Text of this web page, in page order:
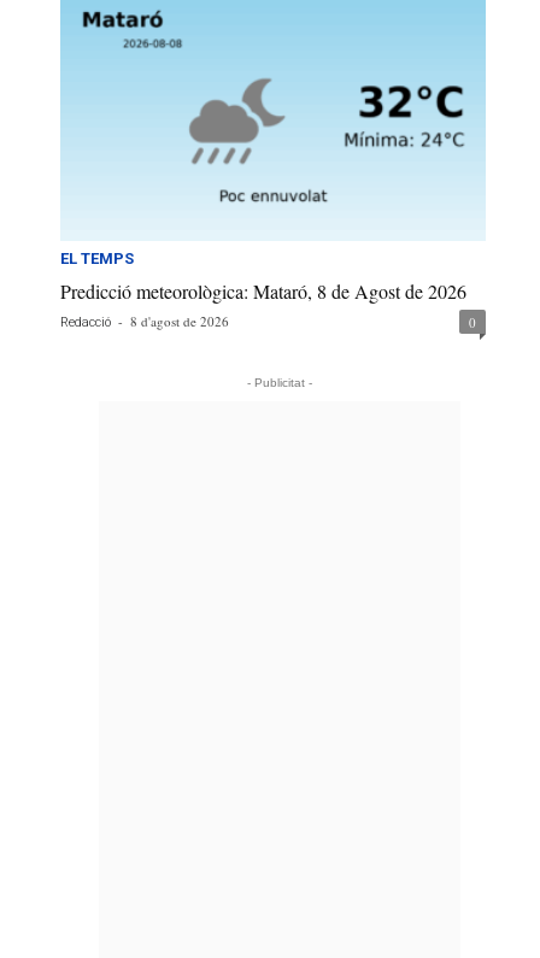
EL TEMPS
Predicció meteorològica: Mataró, 8 de Agost de 2026
Redacció - 8 d'agost de 2026 0
- Publicitat -